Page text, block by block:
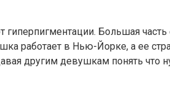
гиперпигментации. Большая
работает в Нью-Йорке, а ее
другим девушкам понять что